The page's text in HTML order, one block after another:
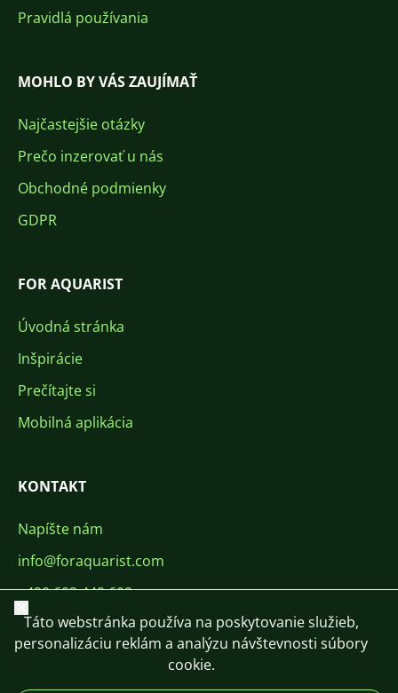
Pravidlá používania
MOHLO BY VÁS ZAUJÍMAŤ
Najčastejšie otázky
Prečo inzerovať u nás
Obchodné podmienky
GDPR
FOR AQUARIST
Úvodná stránka
Inšpirácie
Prečítajte si
Mobilná aplikácia
KONTAKT
Napíšte nám
info@foraquarist.com
+420 603 449 602
Zavrieť
Táto webstránka používa na poskytovanie služieb,
personalizáciu reklám a analýzu návštevnosti súbory
cookie.